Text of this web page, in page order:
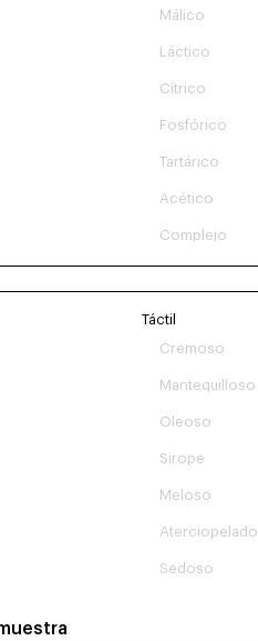
Málico
Láctico
Cítrico
Fosfórico
Tartárico
Acético
Complejo
Táctil
Cremoso
Mantequilloso
Oleoso
Sirope
Meloso
Aterciopelado
Sedoso